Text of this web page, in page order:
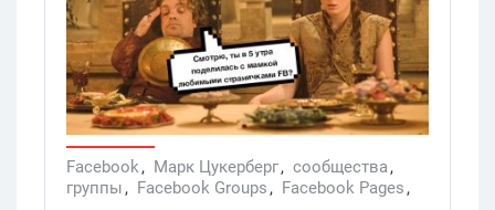
из них уже прошла все подготовки и
была представлена всему миру. Итак,
встречайте, теперь группы и страницы в
FB можно связывать.
Facebook, Марк Цукерберг, сообщества,
группы, Facebook Groups, Facebook Pages,